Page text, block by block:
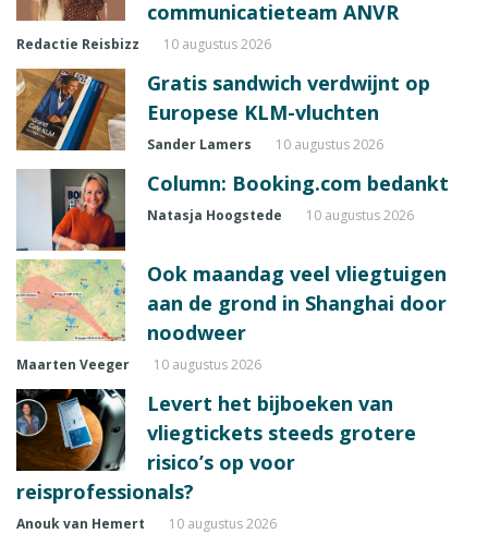
communicatieteam ANVR
Redactie Reisbizz 10 augustus 2026
Gratis sandwich verdwijnt op
Europese KLM-vluchten
Sander Lamers 10 augustus 2026
Column: Booking.com bedankt
Natasja Hoogstede 10 augustus 2026
Ook maandag veel vliegtuigen
aan de grond in Shanghai door
noodweer
Maarten Veeger 10 augustus 2026
Levert het bijboeken van
vliegtickets steeds grotere
risico’s op voor
reisprofessionals?
Anouk van Hemert 10 augustus 2026